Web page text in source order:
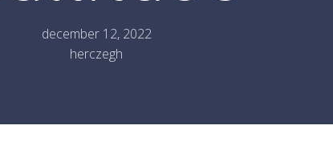
december 12, 2022
herczegh